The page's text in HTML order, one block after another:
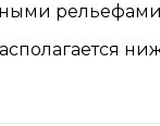
рельефами